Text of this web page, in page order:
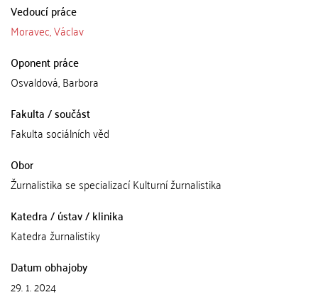
Vedoucí práce
Moravec, Václav
Oponent práce
Osvaldová, Barbora
Fakulta / součást
Fakulta sociálních věd
Obor
Žurnalistika se specializací Kulturní žurnalistika
Katedra / ústav / klinika
Katedra žurnalistiky
Datum obhajoby
29. 1. 2024